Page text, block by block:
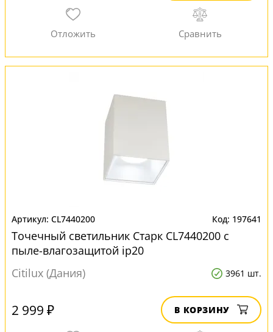
CL7440200 197641
Точечный светильник Старк CL7440200 с
пыле-влагозащитой ip20
Citilux (Дания)
3961 шт.
2 999 ₽ В КОРЗИНУ